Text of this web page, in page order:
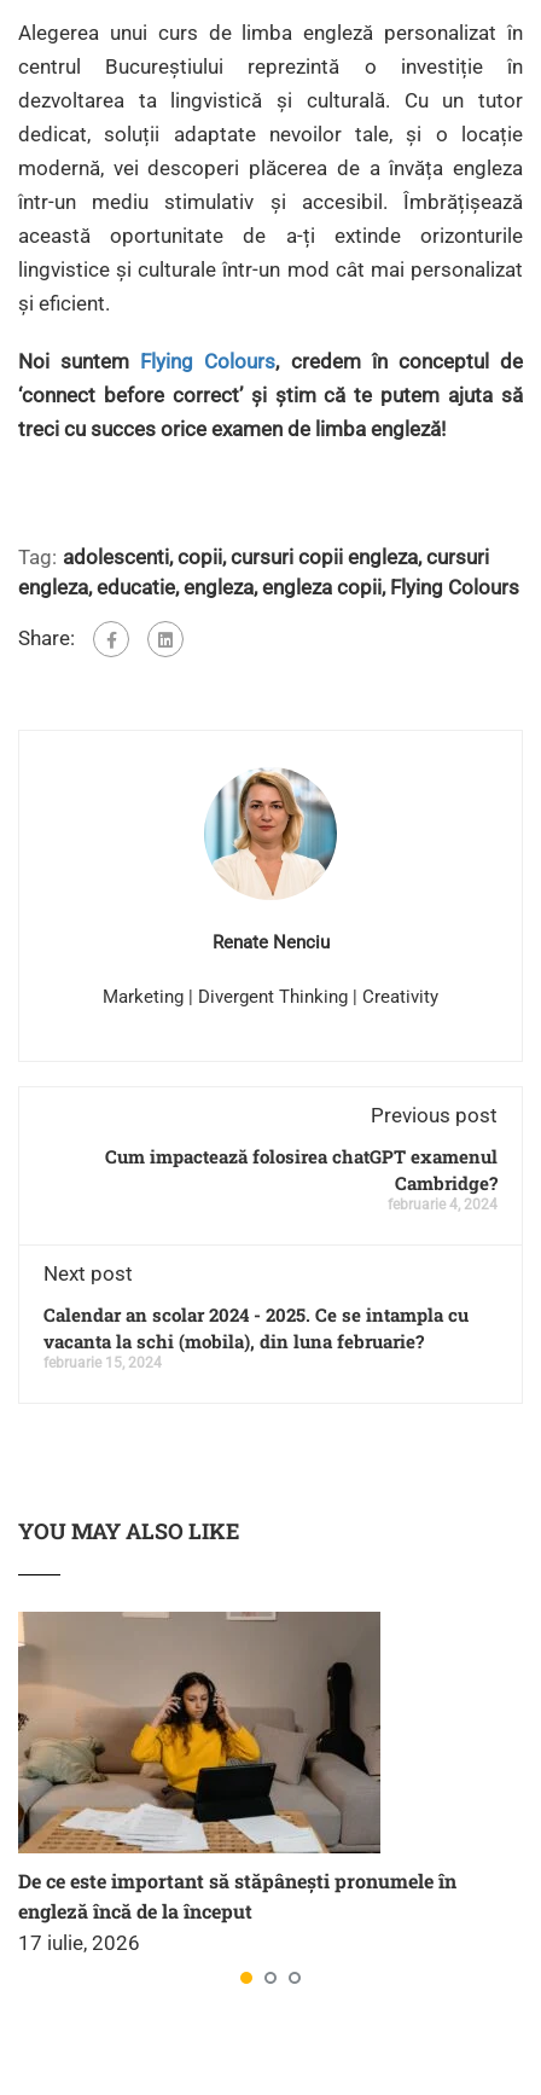
Alegerea unui curs de limba engleză personalizat în
centrul Bucureștiului reprezintă o investiție în
dezvoltarea ta lingvistică și culturală. Cu un tutor
dedicat, soluții adaptate nevoilor tale, și o locație
modernă, vei descoperi plăcerea de a învăța engleza
într-un mediu stimulativ și accesibil. Îmbrățișează
această oportunitate de a-ți extinde orizonturile
lingvistice și culturale într-un mod cât mai personalizat
și eficient.
Noi suntem Flying Colours, credem în conceptul de
‘connect before correct’ și știm că te putem ajuta să
treci cu succes orice examen de limba engleză!
Tag: adolescenti,copii,cursuri copii engleza,cursuri
engleza,educatie,engleza,engleza copii, Flying Colours
Share:
Renate Nenciu
Marketing | Divergent Thinking | Creativity
Previous post
Cum impactează folosirea chatGPT examenul
Cambridge?
februarie 4, 2024
Next post
Calendar an scolar 2024 - 2025. Ce se intampla cu
vacanta la schi (mobila), din luna februarie?
februarie 15, 2024
YOU MAY ALSO LIKE
De ce este important să stăpânești pronumele în
engleză încă de la început
17 iulie, 2026